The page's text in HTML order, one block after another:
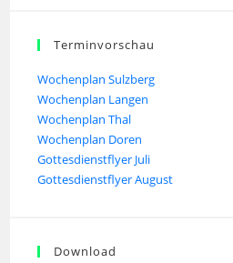
Terminvorschau
Wochenplan Sulzberg
Wochenplan Langen
Wochenplan Thal
Wochenplan Doren
Gottesdienstflyer Juli
Gottesdienstflyer August
Download